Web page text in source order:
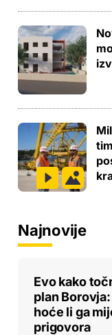
Najnovije
Evo kako
plan
hoće li ga
prigovora